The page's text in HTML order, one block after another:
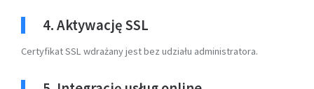
4. Aktywację SSL
Certyfikat SSL wdrażany jest bez udziału administratora.